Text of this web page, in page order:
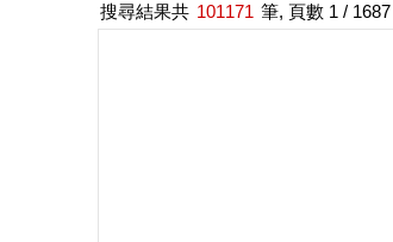
搜尋結果共 101171 筆, 頁數 1 / 1687